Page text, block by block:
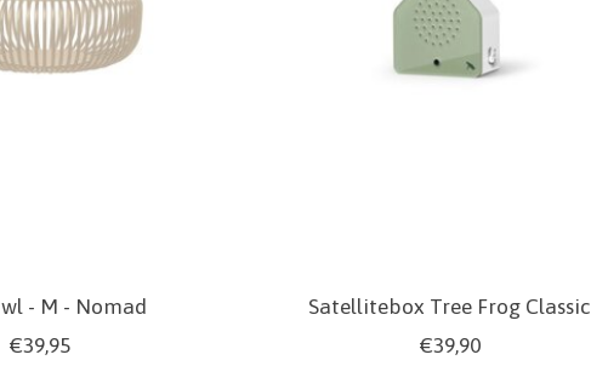
- M - Nomad
€39,95
Satellitebox Tree Frog Classic
€39,90